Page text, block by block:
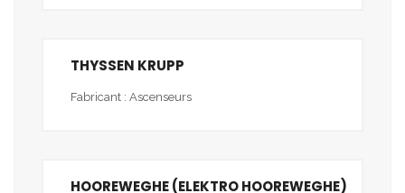
THYSSEN KRUPP
Fabricant : Ascenseurs
HOOREWEGHE (ELEKTRO HOOREWEGHE)